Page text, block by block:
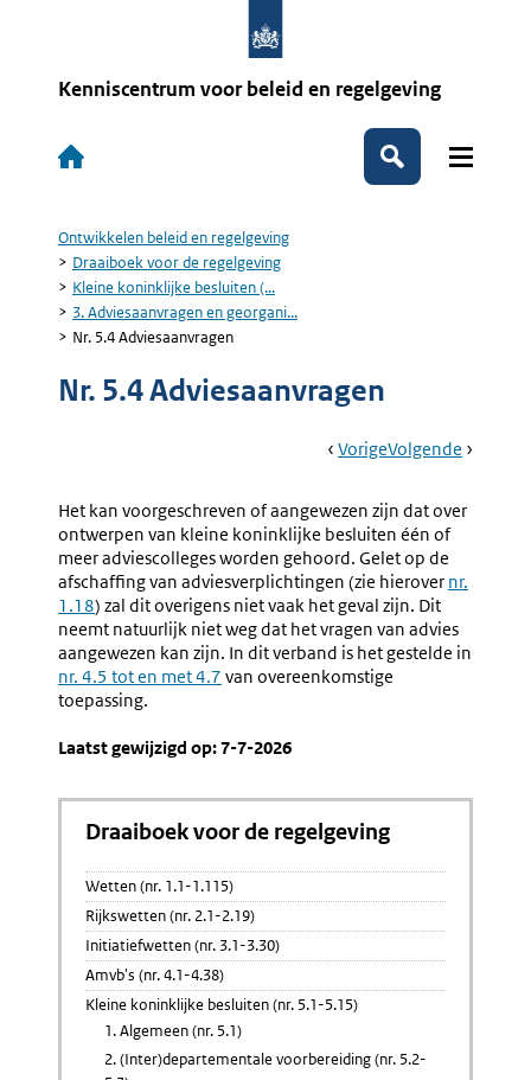
Kenniscentrum voor beleid en regelgeving
Hoofdnavigatie
Zoeken
Kruimelpad
Ontwikkelen beleid en regelgeving
Draaiboek voor de regelgeving
Kleine koninklijke besluiten (...
3. Adviesaanvragen en georgani...
Nr. 5.4 Adviesaanvragen
Nr. 5.4 Adviesaanvragen
Book
Ga
VorigePagina:
En
Georganiseerd
Overleg
(nr.
5.4-
5.5)
Ga
Volgende Pagina:
Het kan voorgeschreven of aangewezen zijn dat over
ontwerpen van kleine koninklijke besluiten één of
meer adviescolleges worden gehoord. Gelet op de
afschaffing van adviesverplichtingen (zie hierover nr.
1.18) zal dit overigens niet vaak het geval zijn. Dit
neemt natuurlijk niet weg dat het vragen van advies
aangewezen kan zijn. In dit verband is het gestelde in
nr. 4.5 tot en met 4.7 van overeenkomstige
toepassing.
Laatst gewijzigd op: 7-7-2026
Draaiboek voor de regelgeving
Wetten (nr. 1.1-1.115)
Rijkswetten (nr. 2.1-2.19)
Initiatiefwetten (nr. 3.1-3.30)
Amvb's (nr. 4.1-4.38)
Kleine koninklijke besluiten (nr. 5.1-5.15)
1. Algemeen (nr. 5.1)
2. (Inter)departementale voorbereiding (nr. 5.2-